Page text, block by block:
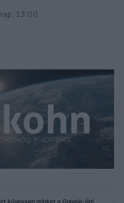
13:00
kövessen minket a Google-ön!